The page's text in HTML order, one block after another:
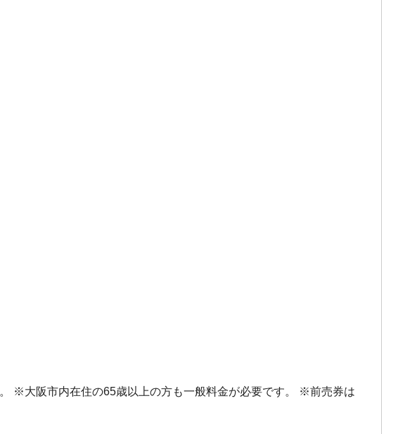
※大阪市内在住の65歳以上の方も一般料金が必要です。 ※前売券は